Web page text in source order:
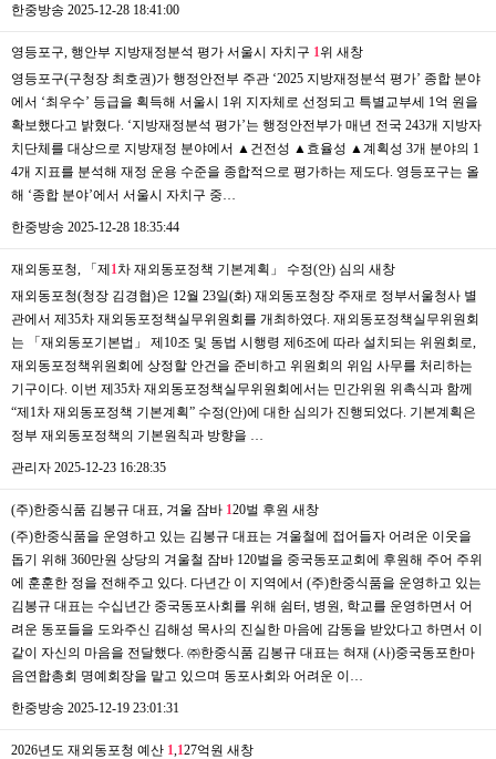
한중방송 2025-12-28 18:41:00
영등포구, 행안부 지방재정분석 평가 서울시 자치구 1위 새창
영등포구(구청장 최호권)가 행정안전부 주관 ‘2025 지방재정분석 평가’ 종합 분야
에서 ‘최우수’ 등급을 획득해 서울시 1위 지자체로 선정되고 특별교부세 1억 원을
확보했다고 밝혔다. ‘지방재정분석 평가’는 행정안전부가 매년 전국 243개 지방자
치단체를 대상으로 지방재정 분야에서 ▲건전성 ▲효율성 ▲계획성 3개 분야의 1
4개 지표를 분석해 재정 운용 수준을 종합적으로 평가하는 제도다. 영등포구는 올
해 ‘종합 분야’에서 서울시 자치구 중…
한중방송 2025-12-28 18:35:44
재외동포청, 「제1 차 재외동포정책 기본계획」 수정(안) 심의 새창
재외동포청(청장 김경협)은 12월 23일(화) 재외동포청장 주재로 정부서울청사 별
관에서 제35차 재외동포정책실무위원회를 개최하였다. 재외동포정책실무위원회
는 「재외동포기본법」 제10조 및 동법 시행령 제6조에 따라 설치되는 위원회로,
재외동포정책위원회에 상정할 안건을 준비하고 위원회의 위임 사무를 처리하는
기구이다. 이번 제35차 재외동포정책실무위원회에서는 민간위원 위촉식과 함께
“제1차 재외동포정책 기본계획” 수정(안)에 대한 심의가 진행되었다. 기본계획은
정부 재외동포정책의 기본원칙과 방향을 …
관리자 2025-12-23 16:28:35
(주)한중식품 김봉규 대표, 겨울 잠바 120벌 후원 새창
(주)한중식품을 운영하고 있는 김봉규 대표는 겨울철에 접어들자 어려운 이웃을
돕기 위해 360만원 상당의 겨울철 잠바 120벌을 중국동포교회에 후원해 주어 주위
에 훈훈한 정을 전해주고 있다. 다년간 이 지역에서 (주)한중식품을 운영하고 있는
김봉규 대표는 수십년간 중국동포사회를 위해 쉼터, 병원, 학교를 운영하면서 어
려운 동포들을 도와주신 김해성 목사의 진실한 마음에 감동을 받았다고 하면서 이
같이 자신의 마음을 전달했다. ㈜한중식품 김봉규 대표는 혀재 (사)중국동포한마
음연합총회 명예회장을 맡고 있으며 동포사회와 어려운 이…
한중방송 2025-12-19 23:01:31
2026년도 재외동포청 예산 1 127억원 새창